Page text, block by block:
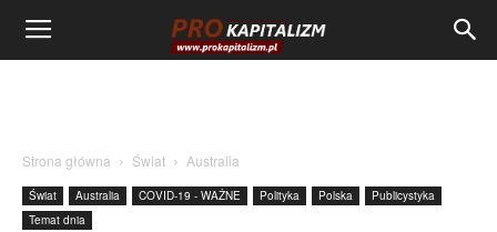
Strona główna Świat Australia
Świat Australia COVID-19 - WAŻNE Polityka Polska
Publicystyka
Temat dnia